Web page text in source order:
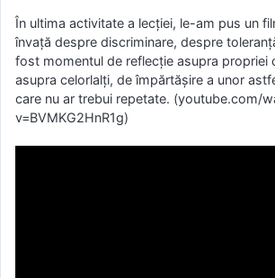
În ultima activitate a lecției, le-am pus un
învață despre discriminare, despre
fost momentul de reflecție asupra propriei
asupra celorlalți, de împărtășire a unor
care nu ar trebui repetate. (youtube.com/
v=BVMKG2HnR1g)